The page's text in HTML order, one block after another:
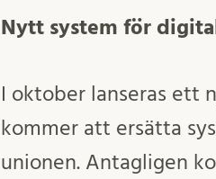
Nytt system för
I oktober lanseras ett
kommer att ersätta
unionen. Antagligen